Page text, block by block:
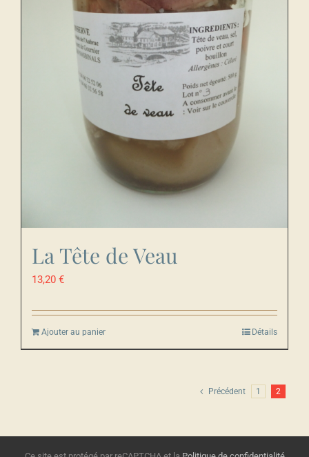
La Tête de Veau
13,20 €
Ajouter au panier Détails
Précédent 1 2